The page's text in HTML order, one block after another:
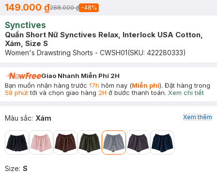
149.000 ₫288.000 ₫ -48%
Synctives
Quần Short Nữ Synctives Relax, Interlock USA Cotton,
Xám, Size S
Women's Drawstring Shorts - CWSH01(SKU: 422280333)
Giao Nhanh Miễn Phí 2H
Bạn muốn nhận hàng trước 17h hôm nay (Miễn phí). Đặt hàng trong
58 phúttới và chọn giao hàng 2H ở bước thanh toán. Xem chi tiết
Màu sắc: Xám
Size: S
Xem thêm